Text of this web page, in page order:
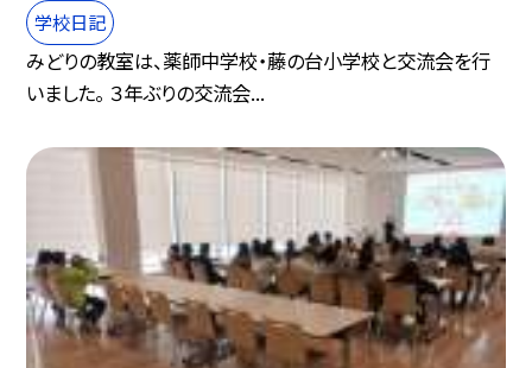
学校日記
みどりの教室は、薬師中学校・藤の台小学校と交流会を行
いました。 ３年ぶりの交流会...